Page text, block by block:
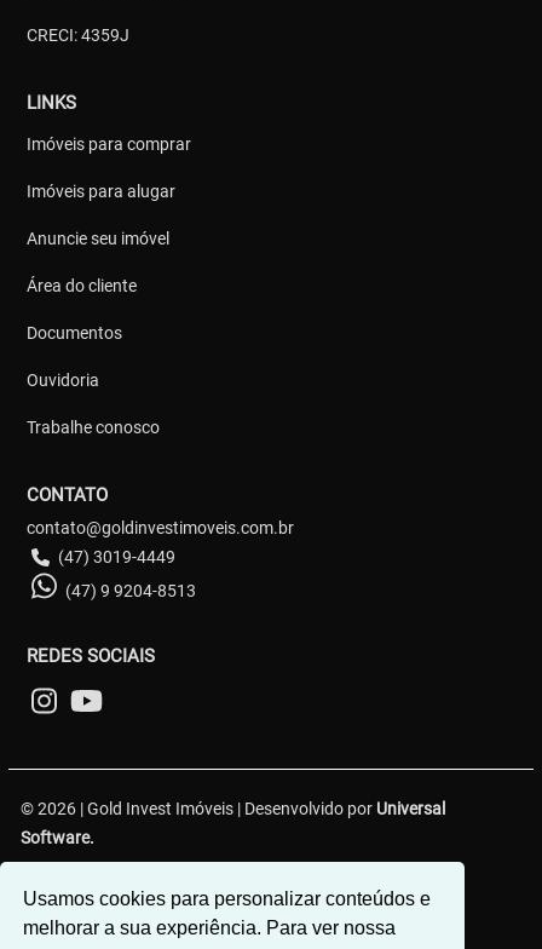
Usamos cookies para personalizar conteúdos e
melhorar a sua experiência. Para ver nossa
CRECI: 4359J
LINKS
Imóveis para comprar
Imóveis para alugar
Anuncie seu imóvel
Área do cliente
Documentos
Ouvidoria
Trabalhe conosco
CONTATO
contato@goldinvestimoveis.com.br
(47) 3019-4449
(47) 9 9204-8513
REDES SOCIAIS
© 2026 | Gold Invest Imóveis | Desenvolvido por Universal
Software.
R. Hercílio Luz, 349 - Centro 1, Brusque - SC, 88350-301